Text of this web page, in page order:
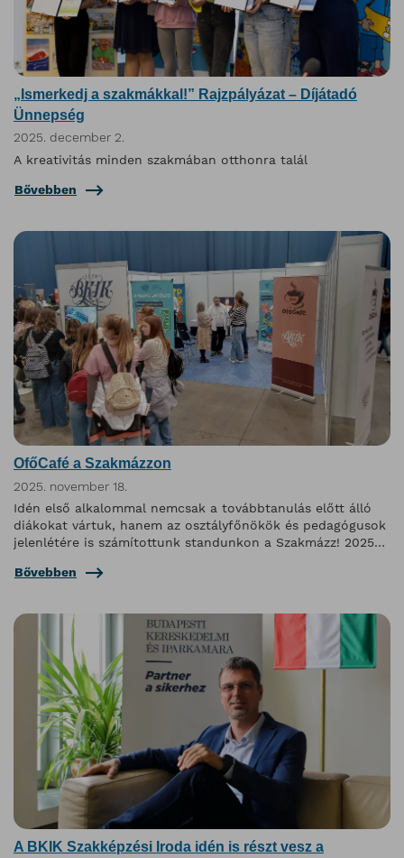
„Ismerkedj a szakmákkal!” Rajzpályázat – Díjátadó
Ünnepség
2025. december 2.
A kreativitás minden szakmában otthonra talál
Bővebben
OfőCafé a Szakmázzon
2025. november 18.
Idén első alkalommal nemcsak a továbbtanulás előtt álló
diákokat vártuk, hanem az osztályfőnökök és pedagógusok
jelenlétére is számítottunk standunkon a Szakmázz! 2025
Bővebben
A BKIK Szakképzési Iroda idén is részt vesz a